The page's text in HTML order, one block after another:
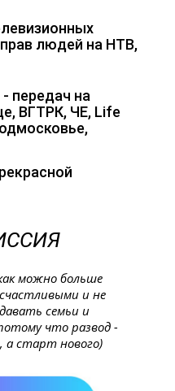
передач на
ВГТРК, ЧЕ, Life
людей на НТВ,
можно больше
и не
семьи и
что развод -
а старт нового)